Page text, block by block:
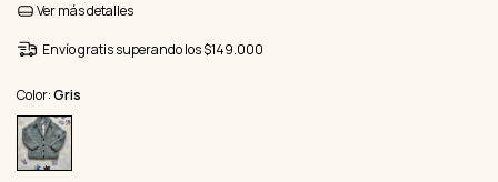
Ver más detalles
Envío gratissuperando los$149.000
Color:Gris